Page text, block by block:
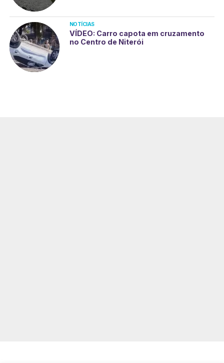
NOTÍCIAS
VÍDEO: Carro capota em cruzamento
no Centro de Niterói